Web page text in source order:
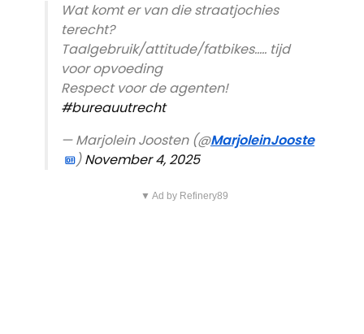
Wat komt er van die straatjochies
terecht?
Taalgebruik/attitude/fatbikes….. tijd
voor opvoeding
Respect voor de agenten!
#bureauutrecht
— Marjolein Joosten (@MarjoleinJooste
)November 4, 2025
▼ Ad by Refinery89